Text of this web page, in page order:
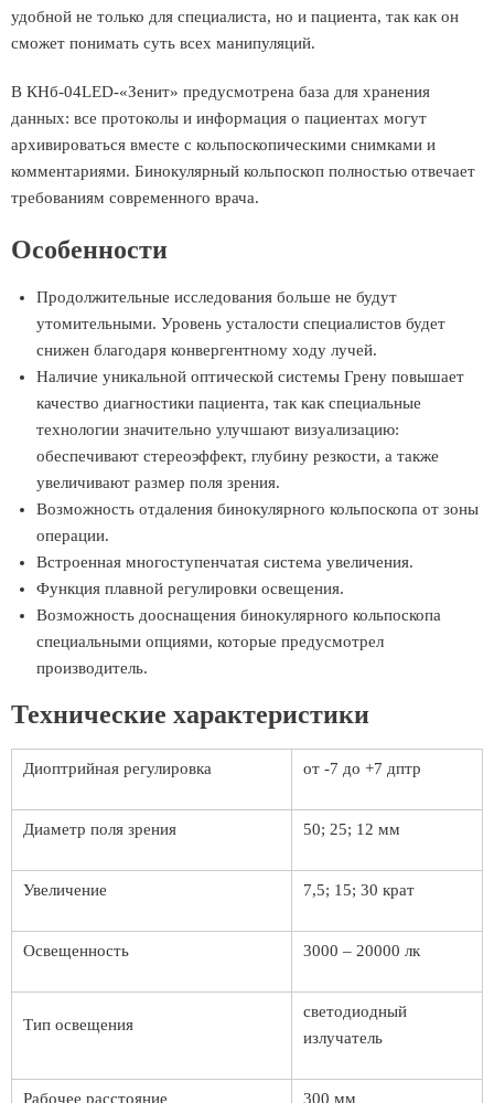
удобной не только для специалиста, но и пациента, так как он
сможет понимать суть всех манипуляций.
В КНб-04LED-«Зенит» предусмотрена база для хранения
данных: все протоколы и информация о пациентах могут
архивироваться вместе с кольпоскопическими снимками и
комментариями. Бинокулярный кольпоскоп полностью отвечает
требованиям современного врача.
Особенности
Продолжительные исследования больше не будут
утомительными. Уровень усталости специалистов будет
снижен благодаря конвергентному ходу лучей.
Наличие уникальной оптической системы Грену повышает
качество диагностики пациента, так как специальные
технологии значительно улучшают визуализацию:
обеспечивают стереоэффект, глубину резкости, а также
увеличивают размер поля зрения.
Возможность отдаления бинокулярного кольпоскопа от зоны
операции.
Встроенная многоступенчатая система увеличения.
Функция плавной регулировки освещения.
Возможность дооснащения бинокулярного кольпоскопа
специальными опциями, которые предусмотрел
производитель.
Технические характеристики
Диоптрийная регулировка от -7 до +7 дптр
Диаметр поля зрения 50; 25; 12 мм
Увеличение 7,5; 15; 30 крат
Освещенность 3000 – 20000 лк
Тип освещения
светодиодный
излучатель
Рабочее расстояние 300 мм